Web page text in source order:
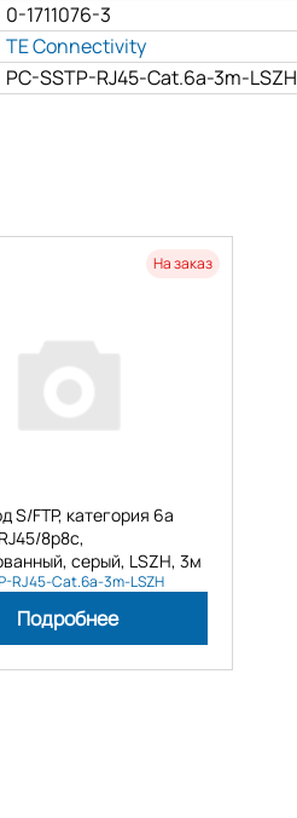
0-1711076-3
TE Connectivity
PC-SSTP-RJ45-Cat.6a-3m-LSZH
На заказ
S/FTP, категория 6а
8p8c,
серый, LSZH, 3м
RJ45-Cat.6a-3m-LSZH
Подробнее